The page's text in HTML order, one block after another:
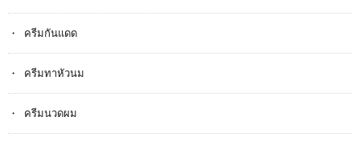
ครีมกันแดด
ครีมทาหัวนม
ครีมนวดผม